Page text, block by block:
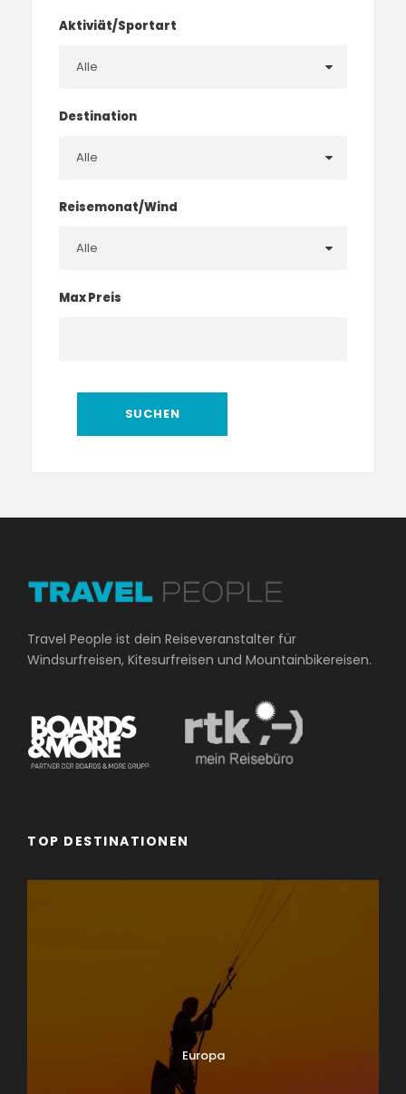
Aktiviät/Sportart
Destination
Reisemonat/Wind
Max Preis
Travel People ist dein Reiseveranstalter für
Windsurfreisen, Kitesurfreisen und Mountainbikereisen.
TOP DESTINATIONEN
Europa